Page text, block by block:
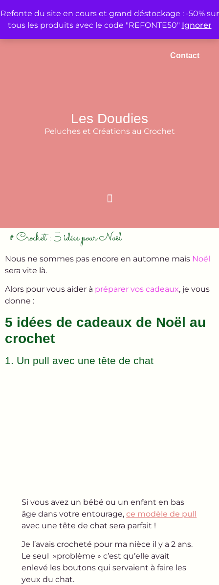
Refonte du site en cours et grand déstockage : -50% sur
tous les produits avec le code "REFONTE50" Ignorer
Contact
Les Doudies
Peluches et Créations au Crochet
# Crochet : 5 idées pour Noël
Nous ne sommes pas encore en automne mais Noël
sera vite là.
Alors pour vous aider à préparer vos cadeaux, je vous
donne :
5 idées de cadeaux de Noël au
crochet
1. Un pull avec une tête de chat
Si vous avez un bébé ou un enfant en bas
âge dans votre entourage,ce modèle de pull
avec une tête de chat sera parfait !
Je l’avais crocheté pour ma nièce il y a 2 ans.
Le seul »problème » c’est qu’elle avait
enlevé les boutons qui servaient à faire les
yeux du chat.